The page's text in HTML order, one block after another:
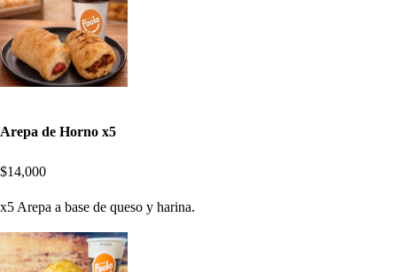
Arepa de Horno x5
$14,000
x5 Arepa a base de queso y harina.